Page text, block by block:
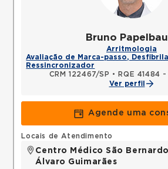
Bruno
Arritmologia
Avaliação de Marca-passo,
Ressincronizador
CRM 122467/SP •
RQE 41484
Ver perfil
Agende uma
Locais de Atendimento
Centro Médico São
Álvaro Guimarães